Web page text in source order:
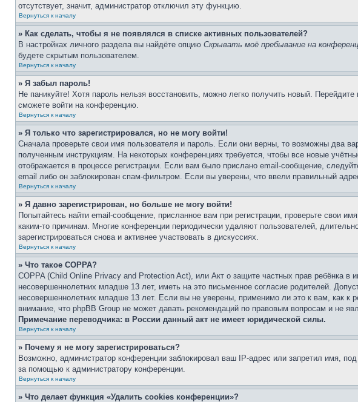
отсутствует, значит, администратор отключил эту функцию.
Вернуться к началу
» Как сделать, чтобы я не появлялся в списке активных пользователей?
В настройках личного раздела вы найдёте опцию Скрывать моё пребывание на
будете скрытым пользователем.
Вернуться к началу
» Я забыл пароль!
Не паникуйте! Хотя пароль нельзя восстановить, можно легко получить новый.
сможете войти на конференцию.
Вернуться к началу
» Я только что зарегистрировался, но не могу войти!
Сначала проверьте свои имя пользователя и пароль. Если они верны, то возможны два
полученным инструкциям. На некоторых конференциях требуется, чтобы все новые
отображается в процессе регистрации. Если вам было прислано email-сообщение,
email либо он заблокирован спам-фильтром. Если вы уверены, что ввели правильный
Вернуться к началу
» Я давно зарегистрирован, но больше не могу войти!
Попытайтесь найти email-сообщение, присланное вам при регистрации, проверьте свои
каким-то причинам. Многие конференции периодически удаляют пользователей,
зарегистрироваться снова и активнее участвовать в дискуссиях.
Вернуться к началу
» Что такое COPPA?
COPPA (Child Online Privacy and Protection Act), или Акт о защите частных прав ребёнка
несовершеннолетних младше 13 лет, иметь на это письменное согласие родителей.
несовершеннолетних младше 13 лет. Если вы не уверены, применимо ли это к вам, как
внимание, что phpBB Group не может давать рекомендаций по правовым вопросам и не
Примечание переводчика: в России данный акт не имеет юридической силы.
Вернуться к началу
» Почему я не могу зарегистрироваться?
Возможно, администратор конференции заблокировал ваш IP-адрес или запретил имя,
за помощью к администратору конференции.
Вернуться к началу
» Что делает функция «Удалить cookies конференции»?